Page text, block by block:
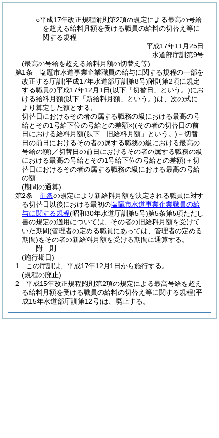
○平成17年改正規程附則第2項の規定による最高の号給
を超える給料月額を受ける職員の給料の切替え等に
関する規程
平成17年11月25日
水道部庁訓第9号
(最高の号給を超える給料月額の切替え等)
第1条
塩竈市水道事業企業職員の給与に関する規程の一部を
改正する庁訓(平成17年水道部庁訓第8号)附則第2項に規定
する職員の平成17年12月1日(以下「切替日」という。)にお
ける給料月額(以下「新給料月額」という。)は、次の式に
より算定した額とする。
切替日におけるその者の属する職務の級における最高の号
給とその1号給下位の号給との差額×((その者の切替日の前
日における給料月額(以下「旧給料月額」という。) －切替
日の前日におけるその者の属する職務の級における最高の
号給の額) ／切替日の前日におけるその者の属する職務の級
における最高の号給とその1号給下位の号給との差額) ＋切
替日におけるその者の属する職務の級における最高の号給
の額
(期間の通算)
第2条
前条の規定により新給料月額を決定される職員に対す
る切替日以後における最初の塩竈市水道事業企業職員の給
与に関する規程(昭和30年水道庁訓第5号)第5条第5項ただし
書の規定の適用については、その者の旧給料月額を受けて
いた期間(管理者の定める職員にあっては、管理者の定める
期間)をその者の新給料月額を受ける期間に通算する。
附 則
(施行期日)
1
この庁訓は、平成17年12月1日から施行する。
(規程の廃止)
2
平成15年改正規程附則第2項の規定による最高号給を超え
る給料月額を受ける職員の給料の切替え等に関する規程(平
成15年水道部庁訓第12号)は、廃止する。